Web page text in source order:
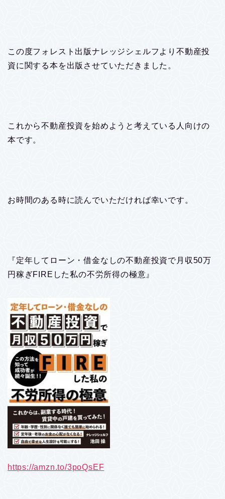
この度フォレスト出版ナレッジシェルフより不動産投
資に関する本を出版させていただきました。
これから不動産投資を始めようと考えている人向けの
本です。
お時間のある時に読んでいただければ幸いです。
『定年してローン・借金なしの不動産投資で月収50万
円稼ぎFIREした私の不労所得の極意』
https://amzn.to/3poQsEF